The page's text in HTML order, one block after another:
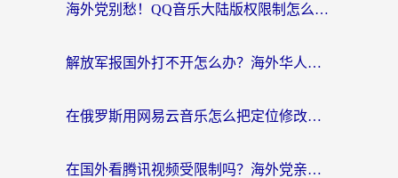
海外党别愁！QQ音乐大陆版权限制怎么破？附咪咕视频、B站地区限制解除全攻略
解放军报国外打不开怎么办？海外华人必备回国加速指南，看奥运拳击、听酷狗音乐全搞定
在俄罗斯用网易云音乐怎么把定位修改到中国国内？海外党听歌自由的钥匙找到了
在国外看腾讯视频受限制吗？海外党亲测有效的回国加速器选择指南